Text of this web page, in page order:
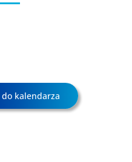
do kalendarza